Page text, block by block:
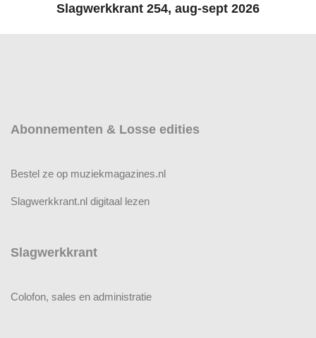
Slagwerkkrant 254, aug-sept 2026
Abonnementen & Losse edities
Bestel ze op muziekmagazines.nl
Slagwerkkrant.nl digitaal lezen
Slagwerkkrant
Colofon, sales en administratie